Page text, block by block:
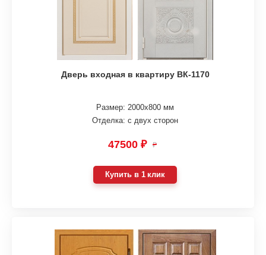
Дверь входная в квартиру ВК-1170
Размер: 2000х800 мм
Отделка: с двух сторон
47500 ₽ ₽
Купить в 1 клик